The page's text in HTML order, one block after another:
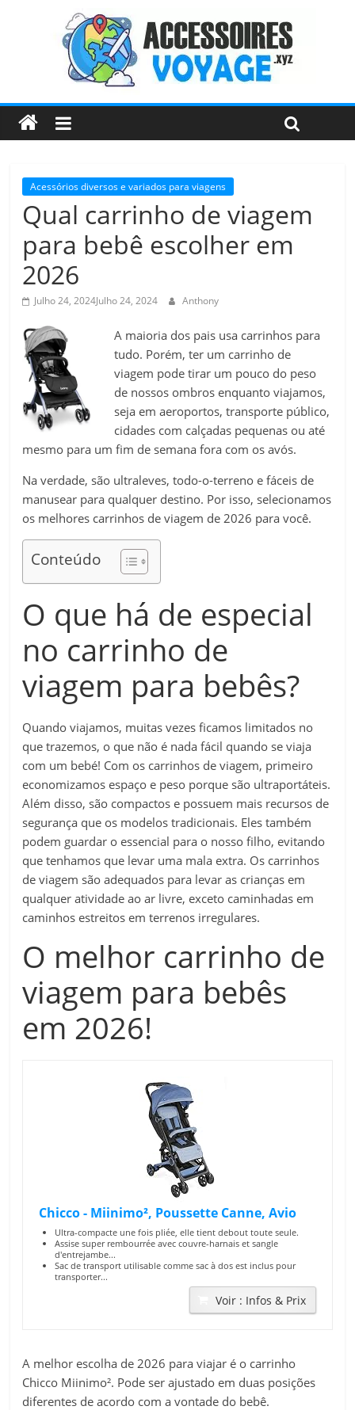
Acessórios diversos e variados para viagens
Qual carrinho de viagem
para bebê escolher em
2026
Julho 24, 2024Julho 24, 2024 Anthony
A maioria dos pais usa carrinhos para
tudo. Porém, ter um carrinho de
viagem pode tirar um pouco do peso
de nossos ombros enquanto viajamos,
seja em aeroportos, transporte público,
cidades com calçadas pequenas ou até
mesmo para um fim de semana fora com os avós.
Na verdade, são ultraleves, todo-o-terreno e fáceis de
manusear para qualquer destino. Por isso, selecionamos
os melhores carrinhos de viagem de 2026 para você.
Conteúdo
O que há de especial
no carrinho de
viagem para bebês?
Quando viajamos, muitas vezes ficamos limitados no
que trazemos, o que não é nada fácil quando se viaja
com um bebé! Com os carrinhos de viagem, primeiro
economizamos espaço e peso porque são ultraportáteis.
Além disso, são compactos e possuem mais recursos de
segurança que os modelos tradicionais. Eles também
podem guardar o essencial para o nosso filho, evitando
que tenhamos que levar uma mala extra. Os carrinhos
de viagem são adequados para levar as crianças em
qualquer atividade ao ar livre, exceto caminhadas em
caminhos estreitos em terrenos irregulares.
O melhor carrinho de
viagem para bebês
em 2026!
Chicco - Miinimo², Poussette Canne, Avio
Ultra-compacte une fois pliée, elle tient debout toute seule.
Assise super rembourrée avec couvre-harnais et sangle
d'entrejambe...
Sac de transport utilisable comme sac à dos est inclus pour
transporter...
Voir : Infos & Prix
A melhor escolha de 2026 para viajar é o carrinho
Chicco Miinimo². Pode ser ajustado em duas posições
diferentes de acordo com a vontade do bebê.